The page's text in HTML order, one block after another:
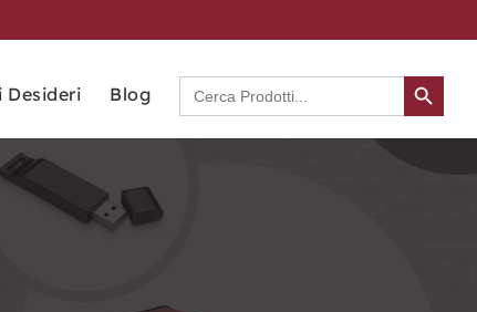
Desideri Blog Search
for:
Search Button